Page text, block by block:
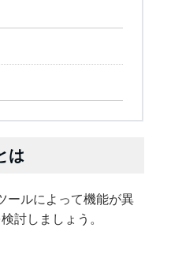
は
ールによって機能が異
討しましょう。